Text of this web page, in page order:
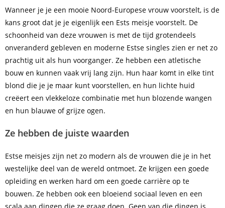
Wanneer je je een mooie Noord-Europese vrouw voorstelt, is de
kans groot dat je je eigenlijk een Ests meisje voorstelt. De
schoonheid van deze vrouwen is met de tijd grotendeels
onveranderd gebleven en moderne Estse singles zien er net zo
prachtig uit als hun voorganger. Ze hebben een atletische
bouw en kunnen vaak vrij lang zijn. Hun haar komt in elke tint
blond die je je maar kunt voorstellen, en hun lichte huid
creëert een vlekkeloze combinatie met hun blozende wangen
en hun blauwe of grijze ogen.
Ze hebben de juiste waarden
Estse meisjes zijn net zo modern als de vrouwen die je in het
westelijke deel van de wereld ontmoet. Ze krijgen een goede
opleiding en werken hard om een goede carrière op te
bouwen. Ze hebben ook een bloeiend sociaal leven en een